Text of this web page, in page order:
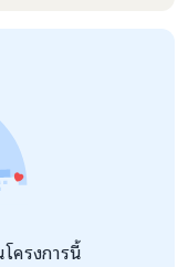
รศึกษา ด้านสุขภาพ
ม่ยุ่งเกี่ยว
ราชบัญญัติควบคุมการ
เดือนให้กับกรรมการ
ครงการนี้